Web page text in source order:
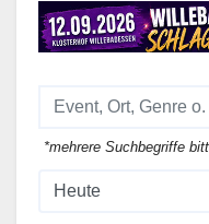
*mehrere Suchbegriffe